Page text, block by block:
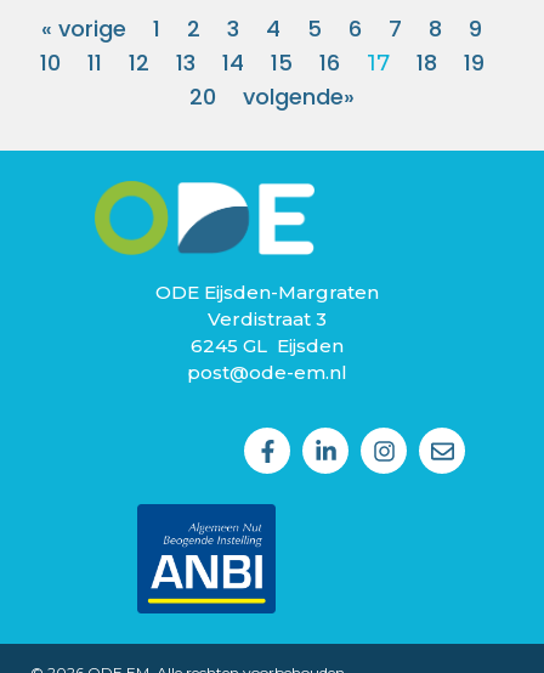
« vorige 1 2 3 4 5 6 7 8
9
10
11 12 13 14 15 16 17 18
19
20
volgende»
ODE Eijsden-Margraten
Verdistraat 3
6245 GL Eijsden
post@ode-em.nl